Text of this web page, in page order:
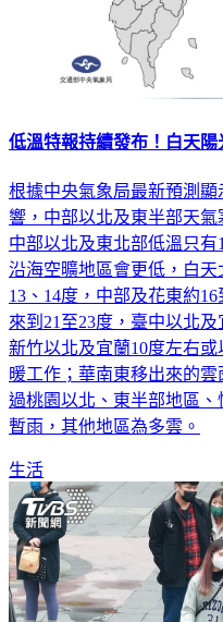
低溫特報持續發布！白天
根據中央氣象局最新預測
響，中部以北及東半部天
中部以北及東北部低溫只有
沿海空曠地區會更低，白
13、14度，中部及花東約
來到21至23度，臺中以北
新竹以北及宜蘭10度左右
暖工作；華南東移出來的
過桃園以北、東半部地區
暫雨，其他地區為多雲。
生活